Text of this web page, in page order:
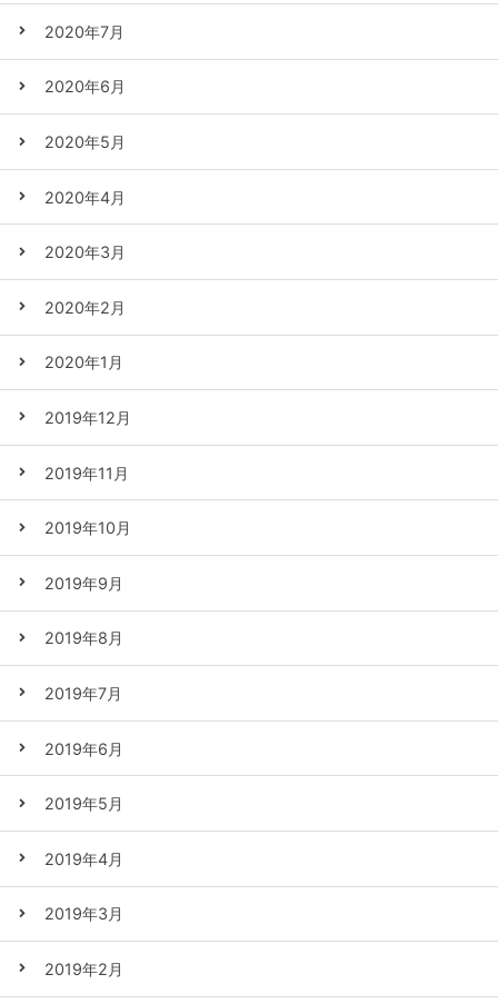
2020年7月
2020年6月
2020年5月
2020年4月
2020年3月
2020年2月
2020年1月
2019年12月
2019年11月
2019年10月
2019年9月
2019年8月
2019年7月
2019年6月
2019年5月
2019年4月
2019年3月
2019年2月